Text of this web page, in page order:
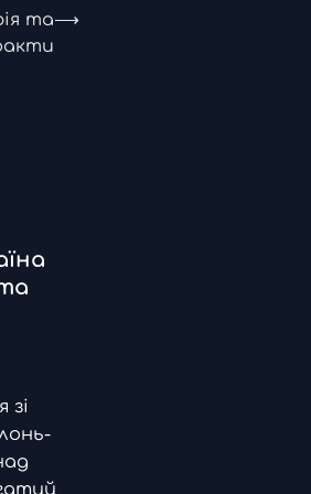
та⟶
зі